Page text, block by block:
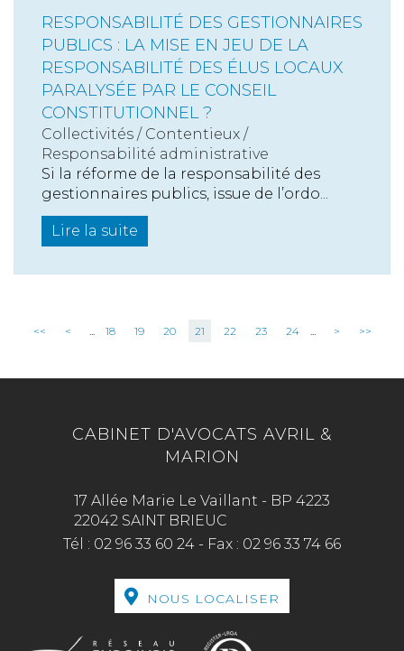
RESPONSABILITÉ DES GESTIONNAIRES
PUBLICS : LA MISE EN JEU DE LA
RESPONSABILITÉ DES ÉLUS LOCAUX
PARALYSÉE PAR LE CONSEIL
CONSTITUTIONNEL ?
Collectivités / Contentieux /
Responsabilité administrative
Si la réforme de la responsabilité des
gestionnaires publics, issue de l’ordo...
Lire la suite
<< < ... 18 19 20 21 22 23 24 ... > >>
CABINET D'AVOCATS AVRIL &
MARION
17 Allée Marie Le Vaillant - BP 4223
22042 SAINT BRIEUC
Tél : 02 96 33 60 24 - Fax : 02 96 33 74 66
NOUS LOCALISER